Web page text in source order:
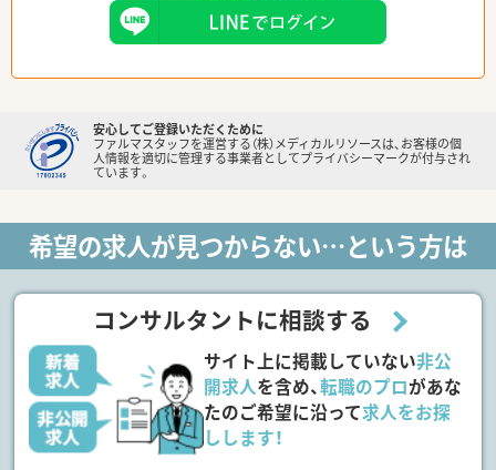
安心してご登録いただくために
ファルマスタッフを運営する（株）メディカルリソースは、お客様の個
人情報を適切に管理する事業者としてプライバシーマークが付与され
ています。
希望の求人が見つからない…という方は
コンサルタントに相談する
サイト上に掲載していない非公
開求人を含め、転職のプロがあな
たのご希望に沿って求人をお探
しします！